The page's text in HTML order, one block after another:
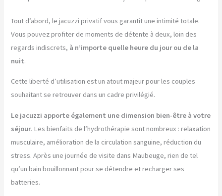
Tout d’abord, le jacuzzi privatif vous garantit une intimité totale.
Vous pouvez profiter de moments de détente à deux, loin des
regards indiscrets, à n’importe quelle heure du jour ou de la
nuit.
Cette liberté d’utilisation est un atout majeur pour les couples
souhaitant se retrouver dans un cadre privilégié.
Le jacuzzi apporte également une dimension bien-être à votre
séjour. Les bienfaits de l’hydrothérapie sont nombreux : relaxation
musculaire, amélioration de la circulation sanguine, réduction du
stress. Après une journée de visite dans Maubeuge, rien de tel
qu’un bain bouillonnant pour se détendre et recharger ses
batteries.